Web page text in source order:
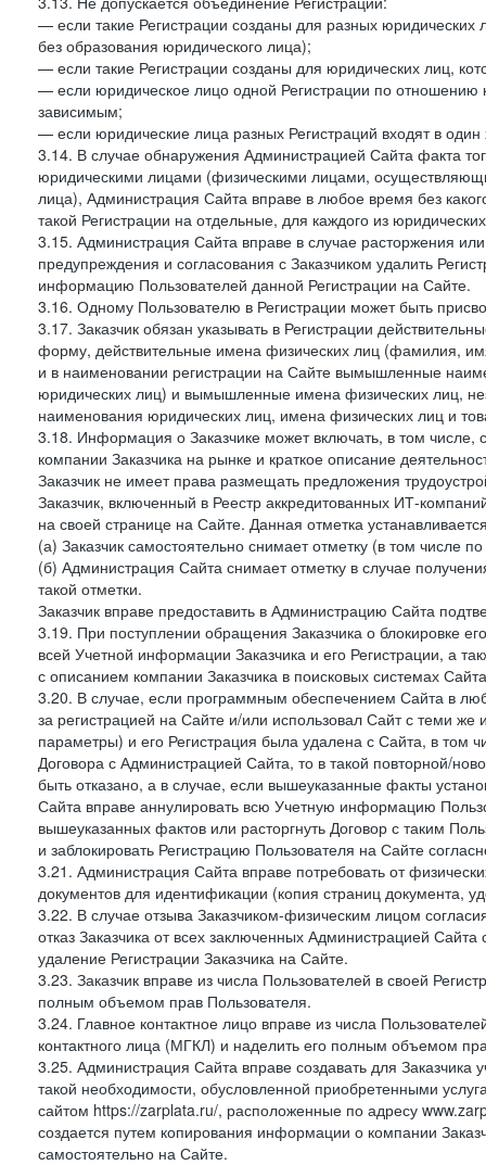
— если такие Регистрации созданы для разных
без образования юридического лица);
— если такие Регистрации созданы для юридических лиц,
— если юридическое лицо одной Регистрации по отношению
зависимым;
— если юридические лица разных Регистраций входят в
3.14. В случае обнаружения Администрацией Сайта факта
юридическими лицами (физическими лицами,
лица), Администрация Сайта вправе в любое время без
такой Регистрации на отдельные, для каждого из
3.15. Администрация Сайта вправе в случае расторжения
предупреждения и согласования с Заказчиком удалить
информацию Пользователей данной Регистрации на Сайте.
3.16. Одному Пользователю в Регистрации может быть
3.17. Заказчик обязан указывать в Регистрации
форму, действительные имена физических лиц (фамилия,
и в наименовании регистрации на Сайте вымышленные
юридических лиц) и вымышленные имена физических лиц,
наименования юридических лиц, имена физических лиц и
3.18. Информация о Заказчике может включать, в том
компании Заказчика на рынке и краткое описание
Заказчик не имеет права размещать предложения
Заказчик, включенный в Реестр аккредитованных ИТ-
на своей странице на Сайте. Данная отметка
(а) Заказчик самостоятельно снимает отметку (в том числе
(б) Администрация Сайта снимает отметку в случае
такой отметки.
Заказчик вправе предоставить в Администрацию Сайта
3.19. При поступлении обращения Заказчика о блокировке
всей Учетной информации Заказчика и его Регистрации, а
с описанием компании Заказчика в поисковых системах
3.20. В случае, если программным обеспечением Сайта в
за регистрацией на Сайте и/или использовал Сайт с теми
параметры) и его Регистрация была удалена с Сайта, в том
Договора с Администрацией Сайта, то в такой повторной/
быть отказано, а в случае, если вышеуказанные факты
Сайта вправе аннулировать всю Учетную информацию
вышеуказанных фактов или расторгнуть Договор с таким
и заблокировать Регистрацию Пользователя на Сайте
3.21. Администрация Сайта вправе потребовать от
документов для идентификации (копия страниц документа,
3.22. В случае отзыва Заказчиком-физическим лицом
отказ Заказчика от всех заключенных Администрацией
удаление Регистрации Заказчика на Сайте.
3.23. Заказчик вправе из числа Пользователей в своей
полным объемом прав Пользователя.
3.24. Главное контактное лицо вправе из числа
контактного лица (МГКЛ) и наделить его полным объемом
3.25. Администрация Сайта вправе создавать для
такой необходимости, обусловленной приобретенными
сайтом https://zarplata.ru/, расположенные по адресу
создается путем копирования информации о компании
самостоятельно на Сайте.